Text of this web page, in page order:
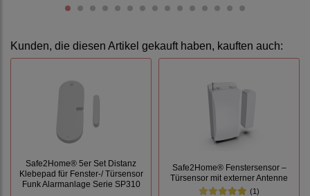
Kunden, die diesen Artikel gekauft haben, kauften auch:
Safe2Home® 5er Set Distanz
Klebepad für Fenster-/ Türsensor
Funk Alarmanlage Serie SP310
Safe2Home® Fenstersensor –
Türsensor mit externer Antenne
(1)